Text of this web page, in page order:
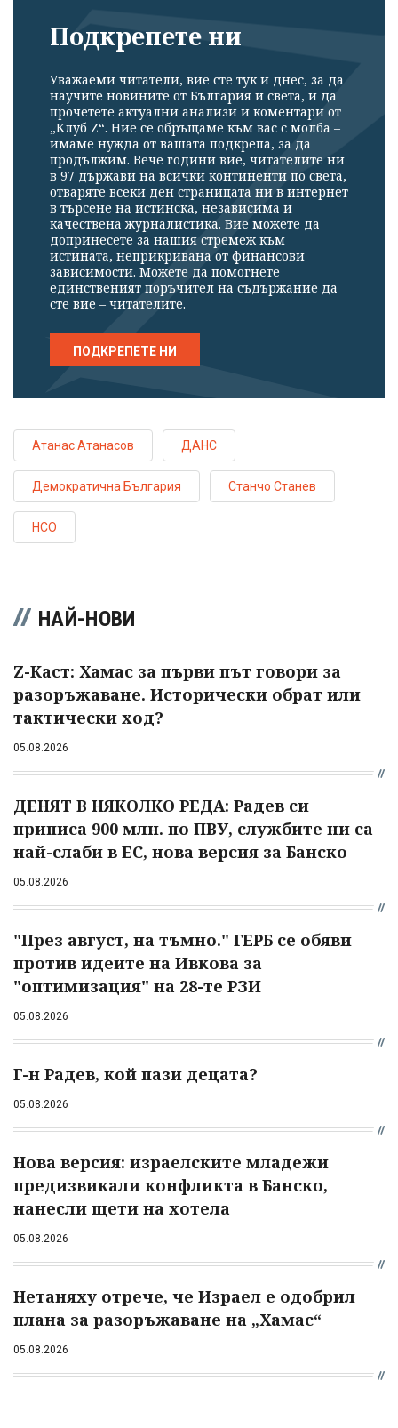
Подкрепете ни
Уважаеми читатели, вие сте тук и днес, за да
научите новините от България и света, и да
прочетете актуални анализи и коментари от
„Клуб Z“. Ние се обръщаме към вас с молба –
имаме нужда от вашата подкрепа, за да
продължим. Вече години вие, читателите ни
в 97 държави на всички континенти по света,
отваряте всеки ден страницата ни в интернет
в търсене на истинска, независима и
качествена журналистика. Вие можете да
допринесете за нашия стремеж към
истината, неприкривана от финансови
зависимости. Можете да помогнете
единственият поръчител на съдържание да
сте вие – читателите.
ПОДКРЕПЕТЕ НИ
Атанас Атанасов ДАНС
Демократична България Станчо Станев
НСО
НАЙ-НОВИ
Z-Каст: Хамас за първи път говори за
разоръжаване. Исторически обрат или
тактически ход?
05.08.2026
ДЕНЯТ В НЯКОЛКО РЕДА: Радев си
приписа 900 млн. по ПВУ, службите ни са
най-слаби в ЕС, нова версия за Банско
05.08.2026
"През август, на тъмно." ГЕРБ се обяви
против идеите на Ивкова за
"оптимизация" на 28-те РЗИ
05.08.2026
Г-н Радев, кой пази децата?
05.08.2026
Нова версия: израелските младежи
предизвикали конфликта в Банско,
нанесли щети на хотела
05.08.2026
Нетаняху отрече, че Израел е одобрил
плана за разоръжаване на „Хамас“
05.08.2026